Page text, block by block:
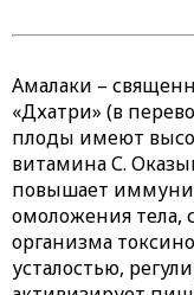
Амалаки –
«Дхатри» (в
плоды имеют
витамина С.
повышает
омоложения тела,
организма
усталостью,